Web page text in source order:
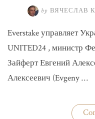
by ВЯЧЕСЛАВ
Everstake управляет
UNITED24 , министр
Зайферт Евгений
Алексеевич (Evgeny …